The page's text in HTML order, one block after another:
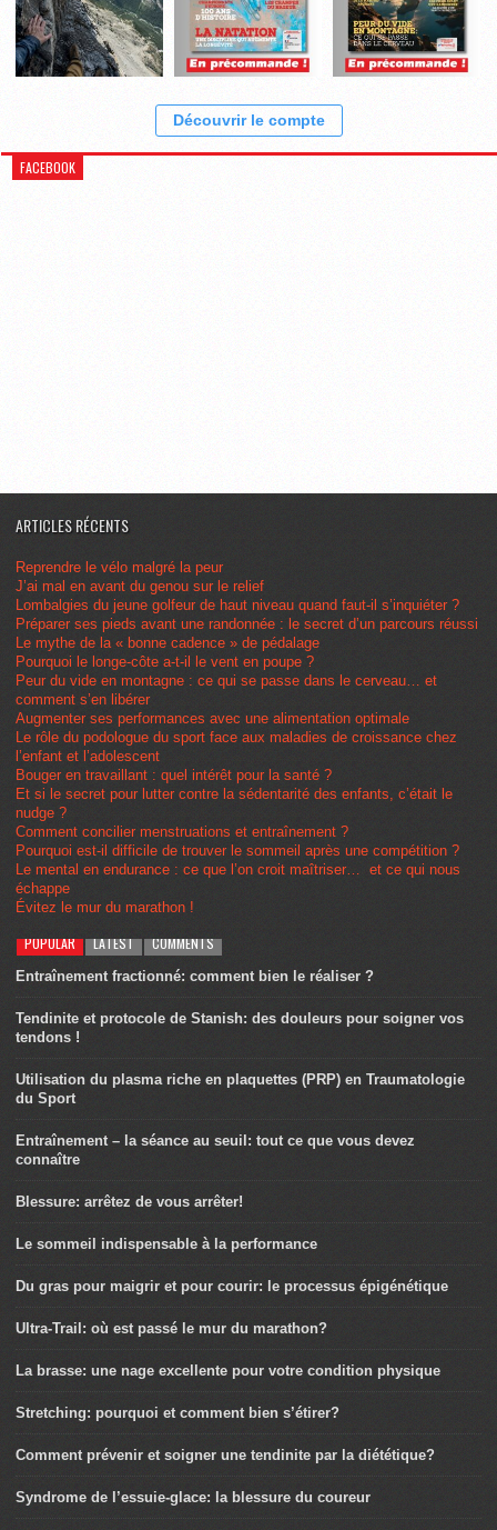
Découvrir le compte
FACEBOOK
ARTICLES RÉCENTS
Reprendre le vélo malgré la peur
J’ai mal en avant du genou sur le relief
Lombalgies du jeune golfeur de haut niveau quand faut-il s’inquiéter ?
Préparer ses pieds avant une randonnée : le secret d’un parcours réussi
Le mythe de la « bonne cadence » de pédalage
Pourquoi le longe-côte a-t-il le vent en poupe ?
Peur du vide en montagne : ce qui se passe dans le cerveau… et
comment s’en libérer
Augmenter ses performances avec une alimentation optimale
Le rôle du podologue du sport face aux maladies de croissance chez
l’enfant et l’adolescent
Bouger en travaillant : quel intérêt pour la santé ?
Et si le secret pour lutter contre la sédentarité des enfants, c’était le
nudge ?
Comment concilier menstruations et entraînement ?
Pourquoi est-il difficile de trouver le sommeil après une compétition ?
Le mental en endurance : ce que l’on croit maîtriser… et ce qui nous
échappe
Évitez le mur du marathon !
POPULAR LATEST COMMENTS
Entraînement fractionné: comment bien le réaliser ?
Tendinite et protocole de Stanish: des douleurs pour soigner vos
tendons !
Utilisation du plasma riche en plaquettes (PRP) en Traumatologie
du Sport
Entraînement – la séance au seuil: tout ce que vous devez
connaître
Blessure: arrêtez de vous arrêter!
Le sommeil indispensable à la performance
Du gras pour maigrir et pour courir: le processus épigénétique
Ultra-Trail: où est passé le mur du marathon?
La brasse: une nage excellente pour votre condition physique
Stretching: pourquoi et comment bien s’étirer?
Comment prévenir et soigner une tendinite par la diététique?
Syndrome de l’essuie-glace: la blessure du coureur